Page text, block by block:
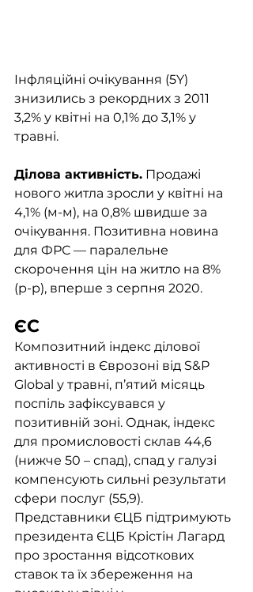
Інфляційні очікування (5Y)
знизились з рекордних з 2011
3,2% у квітні на 0,1% до 3,1% у
травні.
Ділова активність. Продажі
нового житла зросли у квітні на
4,1% (м-м), на 0,8% швидше за
очікування. Позитивна новина
для ФРС — паралельне
скорочення цін на житло на 8%
(р-р), вперше з серпня 2020.
ЄС
Композитний індекс ділової
активності в Єврозоні від S&P
Global у травні, п’ятий місяць
поспіль зафіксувався у
позитивній зоні. Однак, індекс
для промисловості склав 44,6
(нижче 50 – спад), спад у галузі
компенсують сильні результати
сфери послуг (55,9).
Представники ЄЦБ підтримують
президента ЄЦБ Крістін Лагард
про зростання відсоткових
ставок та їх збереження на